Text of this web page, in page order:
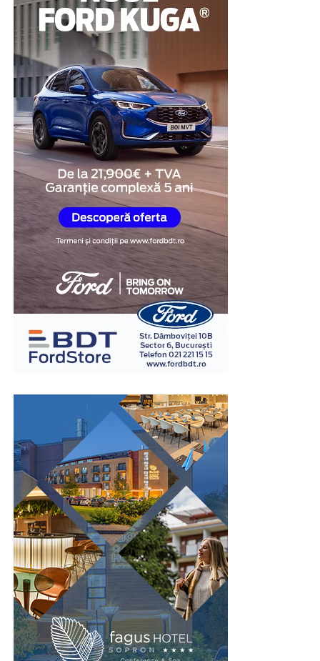
Pentru multe persoane, această abordare reprezintă o
modalitate de a demonstra disponibilitatea de a coopera
și de a răspunde transparent întrebărilor legate de
situația investigată.
Obiectivitatea reacțiilor
fiziologice
Unul dintre cele mai importante avantaje ale testului
poligraf este faptul că evaluarea se bazează pe
monitorizarea unor reacții fiziologice involuntare,
precum ritmul cardiac, respirația, tensiunea arterială și
modificările conductanței electrice a pielii.
În cadrul examinării, specialistul formulează întrebări
relevante pentru situația investigată și analizează
răspunsurile împreună cu reacțiile fiziologice
înregistrate. Interpretarea rezultatelor este realizată în
baza unor metode și protocoale specifice, de către
examinatori instruiți în acest domeniu.
subiective, examinarea poligraf urmărește indicatori
fiziologici măsurabili, ceea ce oferă un grad suplimentar
de obiectivitate în procesul de evaluare. Din acest motiv,
testul este utilizat în numeroase contexte, inclusiv în
investigații interne, procese de selecție pentru anumite
funcții sensibile sau verificarea unor declarații în cadrul
unor anchete.
Este important de înțeles că rezultatul unui test
poligraf trebuie interpretat în contextul întregii situații
și al celorlalte informații disponibile. Tocmai această
abordare echilibrată îi conferă valoare ca instrument
complementar de verificare.
Un pas spre recâștigarea